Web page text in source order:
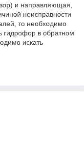
и направляющая,
неисправности
то необходимо
гидрофор в обратном
искать